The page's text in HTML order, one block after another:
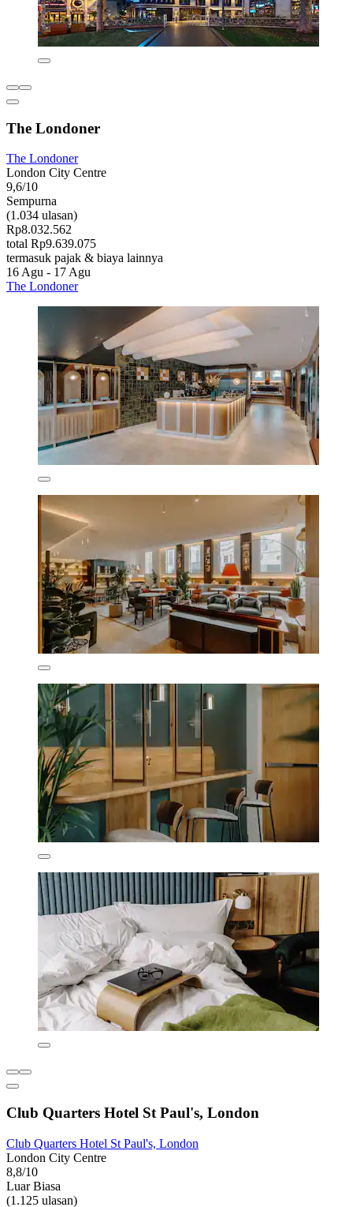
The Londoner
The Londoner
London City Centre
9,6/10
Sempurna
(1.034 ulasan)
Rp8.032.562
total Rp9.639.075
termasuk pajak & biaya lainnya
16 Agu - 17 Agu
The Londoner
Club Quarters Hotel St Paul's, London
Club Quarters Hotel St Paul's, London
London City Centre
8,8/10
Luar Biasa
(1.125 ulasan)